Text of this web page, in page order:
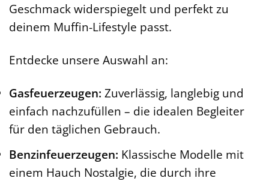
Geschmack widerspiegelt und perfekt zu
deinem Muffin-Lifestyle passt.
Entdecke unsere Auswahl an:
Gasfeuerzeugen: Zuverlässig, langlebig und
einfach nachzufüllen – die idealen Begleiter
für den täglichen Gebrauch.
Benzinfeuerzeugen: Klassische Modelle mit
einem Hauch Nostalgie, die durch ihre